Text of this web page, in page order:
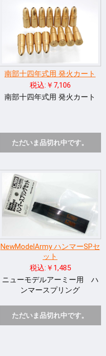
南部十四年式用 発火カート
税込:￥7,106
南部十四年式用 発火カート
ただいま品切れ中です。
NewModelArmy ハンマーSPセ
ット
税込:￥1,485
ニューモデルアーミー用 ハ
ンマースプリング
ただいま品切れ中です。